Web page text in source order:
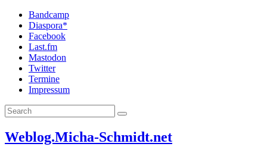
Bandcamp
Diaspora*
Facebook
Last.fm
Mastodon
Twitter
Termine
Impressum
Weblog.Micha-Schmidt.net